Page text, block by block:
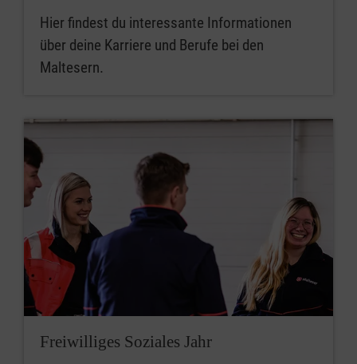
Hier findest du interessante Informationen
über deine Karriere und Berufe bei den
Maltesern.
Freiwilliges Soziales Jahr